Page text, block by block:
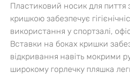
Пластиковий носик для пиття
кришкою забезпечує
використання у спортзалі,
Вставки на боках кришки
відкривання навіть мокрими
широкому горлечку пляшка